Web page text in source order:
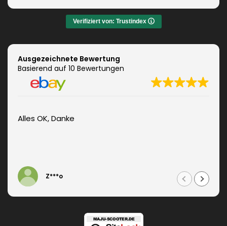
Das Ergebnis war jeden Euro wert. Vielen Dank!
Verifiziert von: Trustindex
Ausgezeichnete Bewertung
Basierend auf 10 Bewertungen
Alles OK, Danke
Z***o